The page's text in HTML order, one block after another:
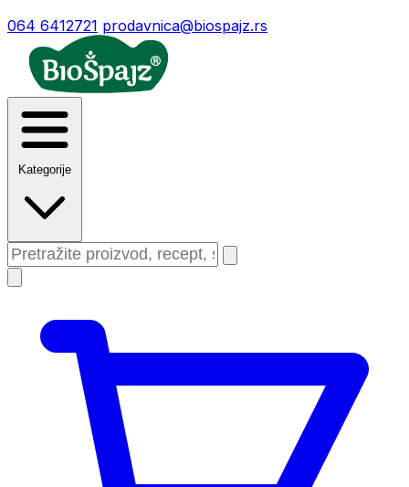
064 6412721 prodavnica@biospajz.rs
Kategorije